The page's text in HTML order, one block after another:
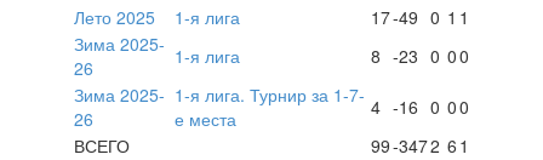
Лето 2025
1-я лига 17-49 0 1 1
Зима 2025-
26
1-я лига 8 -23 0 00
Зима 2025-
26
1-я лига. Турнир за 1-7-
е места
4 -16 0 00
ВСЕГО
99-3472 6 1